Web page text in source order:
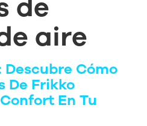
de
aire
Descubre Cómo
De Frikko
En Tu